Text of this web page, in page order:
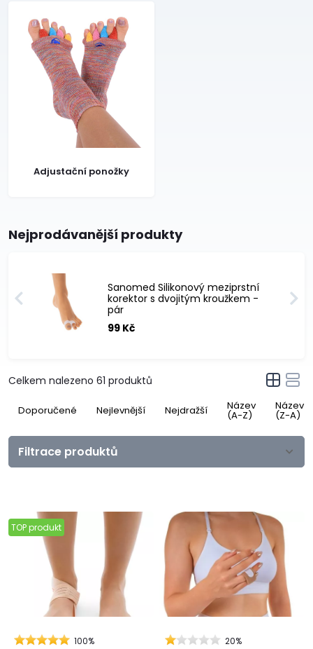
Adjustační ponožky
Nejprodávanější produkty
Sanomed Silikonový meziprstní
korektor s dvojitým kroužkem -
pár
99 Kč
Celkem nalezeno 61 produktů
Doporučené Nejlevnější Nejdražší Název
(A-Z)
Název
(Z-A)
Filtrace produktů
TOP produkt
100% 20%